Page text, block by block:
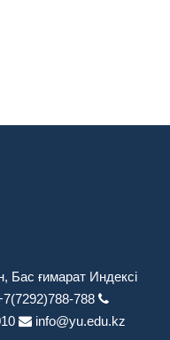
Бас ғимарат Индексі
788
info@yu.edu.kz